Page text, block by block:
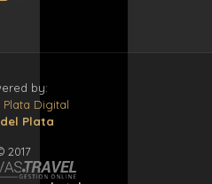
by:
Plata Digital
Plata
2017